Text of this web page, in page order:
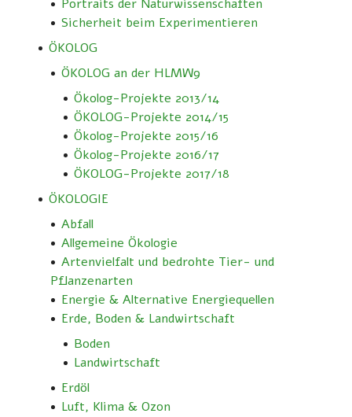
Portraits der Naturwissenschaften
Sicherheit beim Experimentieren
ÖKOLOG
ÖKOLOG an der HLMW9
Ökolog-Projekte 2013/14
ÖKOLOG-Projekte 2014/15
Ökolog-Projekte 2015/16
Ökolog-Projekte 2016/17
ÖKOLOG-Projekte 2017/18
ÖKOLOGIE
Abfall
Allgemeine Ökologie
Artenvielfalt und bedrohte Tier- und
Pflanzenarten
Energie & Alternative Energiequellen
Erde, Boden & Landwirtschaft
Boden
Landwirtschaft
Erdöl
Luft, Klima & Ozon